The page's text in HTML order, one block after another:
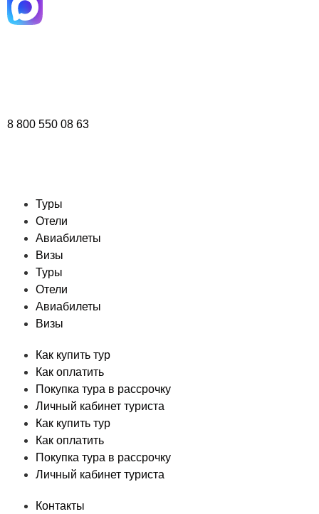
8 800 550 08 63
Туры
Отели
Авиабилеты
Визы
Туры
Отели
Авиабилеты
Визы
Как купить тур
Как оплатить
Покупка тура в рассрочку
Личный кабинет туриста
Как купить тур
Как оплатить
Покупка тура в рассрочку
Личный кабинет туриста
Контакты